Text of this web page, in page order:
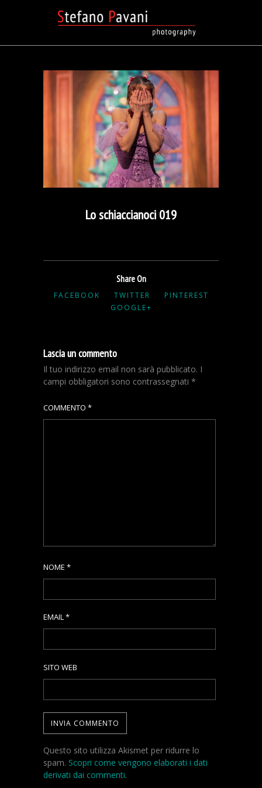
Lo schiaccianoci 019
Share On
FACEBOOK TWITTER
PINTEREST
GOOGLE+
Lascia un commento
Il tuo indirizzo email non sarà pubblicato. I
campi obbligatori sono contrassegnati *
COMMENTO *
NOME *
EMAIL*
SITO WEB
Questo sito utilizza Akismet per ridurre lo
spam. Scopri come vengono elaborati i dati
derivati dai commenti.